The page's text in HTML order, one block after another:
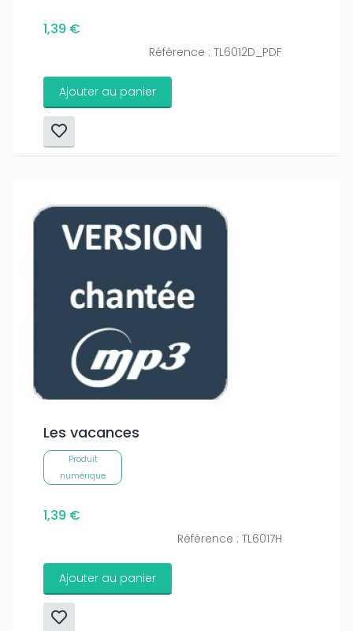
1,39 €
Référence : TL6012D_PDF
Ajouter au panier
Les vacances
Produit
numérique
1,39 €
Référence : TL6017H
Ajouter au panier